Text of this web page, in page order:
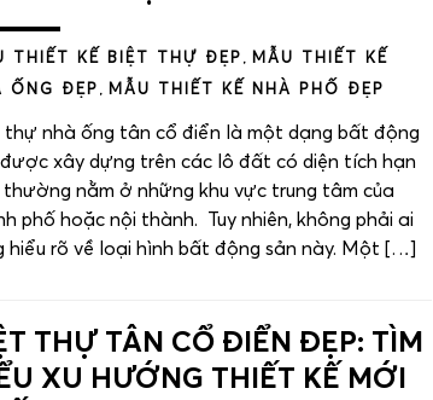
THIẾT KẾ BIỆT THỰ ĐẸP , MẪU THIẾT KẾ
ỐNG ĐẸP , MẪU THIẾT KẾ NHÀ PHỐ ĐẸP
thự nhà ống tân cổ điển là một dạng bất động
xây dựng trên các lô đất có diện tích hạn
thường nằm ở những khu vực trung tâm của
phố hoặc nội thành. Tuy nhiên, không phải ai
hiểu rõ về loại hình bất động sản này. Một […]
THỰ TÂN CỔ ĐIỂN ĐẸP: TÌM
XU HƯỚNG THIẾT KẾ MỚI